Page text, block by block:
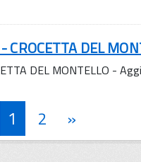
DEL
DEL MONTELLO -
1 2 »